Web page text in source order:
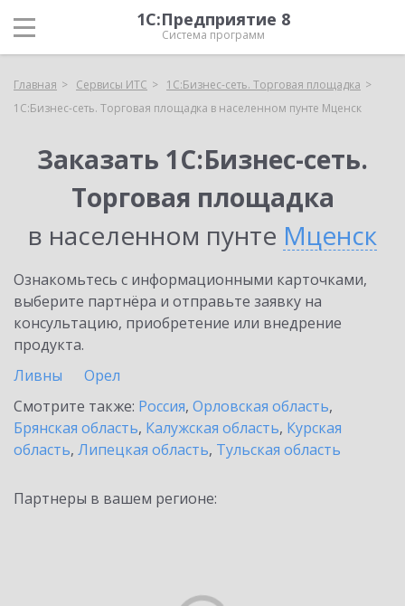
1С:Предприятие 8
Система программ
Главная Сервисы ИТС
1С:Бизнес-сеть. Торговая площадка
1С:Бизнес-сеть. Торговая площадка в населенном пунте Мценск
Заказать 1С:Бизнес-сеть.
Торговая площадка
в населенном пунте Мценск
Ознакомьтесь с информационными карточками,
выберите партнёра и отправьте заявку на
консультацию, приобретение или внедрение
продукта.
Ливны
Орел
Смотрите также: Россия, Орловская область,
Брянская область, Калужская область, Курская
область, Липецкая область, Тульская область
Партнеры в вашем регионе: